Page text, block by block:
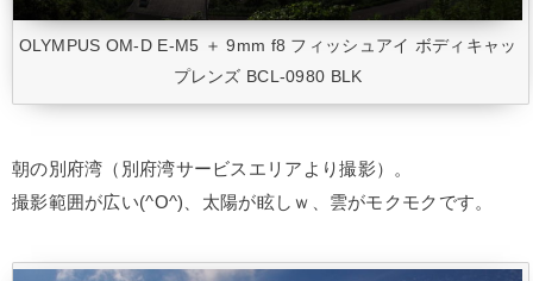
OLYMPUS OM-D E-M5 ＋ 9mm f8 フィッシュアイ ボディキャッ
プレンズ BCL-0980 BLK
朝の別府湾（別府湾サービスエリアより撮影）。
撮影範囲が広い(^O^)、太陽が眩しｗ、雲がモクモクです。